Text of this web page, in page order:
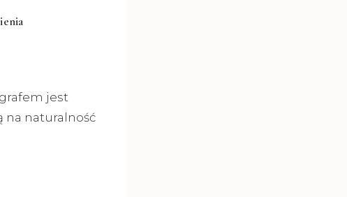
jest
na naturalność